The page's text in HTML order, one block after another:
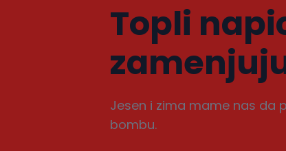
Topli
Jesen i zima mame nas da
bombu.